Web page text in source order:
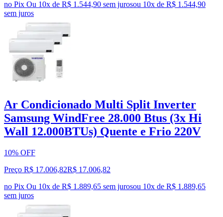
no Pix Ou 10x de R$ 1.544,90 sem jurosou 10x de R$ 1.544,90
sem juros
Ar Condicionado Multi Split Inverter
Samsung WindFree 28.000 Btus (3x Hi
Wall 12.000BTUs) Quente e Frio 220V
10% OFF
Preço R$ 17.006,82R$ 17.006,82
no Pix Ou 10x de R$ 1.889,65 sem jurosou 10x de R$ 1.889,65
sem juros